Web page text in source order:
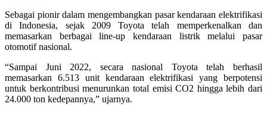
Sebagai pionir dalam mengembangkan pasar kendaraan elektrifikasi
di Indonesia, sejak 2009 Toyota telah memperkenalkan dan
memasarkan berbagai line-up kendaraan listrik melalui pasar
otomotif nasional.
“Sampai Juni 2022, secara nasional Toyota telah berhasil
memasarkan 6.513 unit kendaraan elektrifikasi yang berpotensi
untuk berkontribusi menurunkan total emisi CO2 hingga lebih dari
24.000 ton kedepannya,” ujarnya.